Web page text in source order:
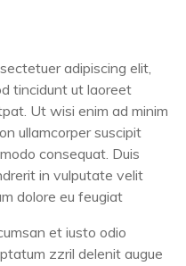
adipiscing elit,
tincidunt ut laoreet
Ut wisi enim ad minim
ullamcorper suscipit
consequat. Duis
in vulputate velit
dolore eu feugiat
et iusto odio
zzril delenit augue